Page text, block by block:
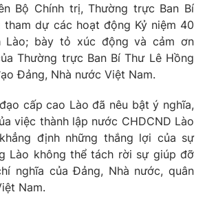
355 931 - 024.38 355 932
024.66 897 897
7300.7108
Bộ Chính trị, Thường trực Ban Bí
tham dự các hoạt động Kỷ niệm 40
Lào; bày tỏ xúc động và cảm ơn
Thường trực Ban Bí Thư Lê Hồng
Đảng, Nhà nước Việt Nam.
cấp cao Lào đã nêu bật ý nghĩa,
việc thành lập nước CHDCND Lào
định những thắng lợi của sự
Lào không thể tách rời sự giúp đỡ
nghĩa của Đảng, Nhà nước, quân
Nam.